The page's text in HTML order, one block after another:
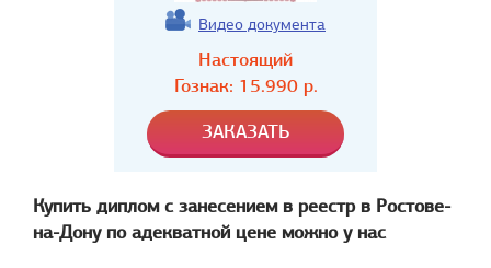
Видео документа
Настоящий
Гознак: 15.990р.
Купить диплом с занесением в реестр в Ростове-
на-Дону по адекватной цене можно у нас